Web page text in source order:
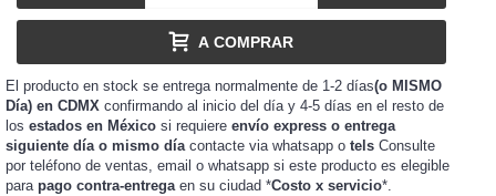
A COMPRAR
El producto en stock se entrega normalmente de 1-2 días(o MISMO
Día) en CDMX confirmando al inicio del día y 4-5 días en el resto de
los estados en México si requiere envío express o entrega
siguiente día o mismo díacontacte via whatsapp o tels Consulte
por teléfono de ventas, email o whatsapp si este producto es elegible
para pago contra-entregaen su ciudad *Costo x servicio*.